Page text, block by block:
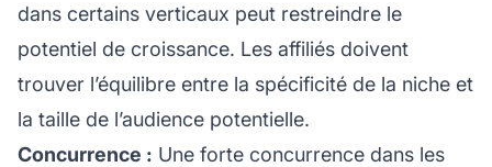
dans certains verticaux peut restreindre le
potentiel de croissance. Les affiliés doivent
trouver l’équilibre entre la spécificité de la niche et
la taille de l’audience potentielle.
Concurrence : Une forte concurrence dans les